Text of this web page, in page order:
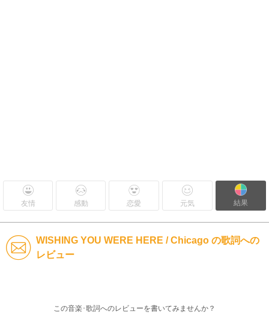
友情 感動 恋愛 元気 結果
WISHING YOU WERE HERE / Chicago の歌詞への
レビュー
この音楽･歌詞へのレビューを書いてみませんか？